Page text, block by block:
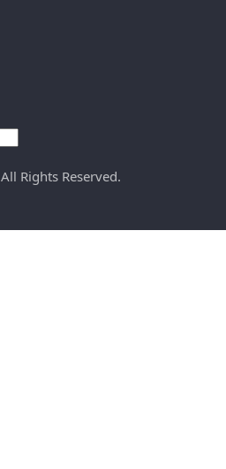
All Rights Reserved.